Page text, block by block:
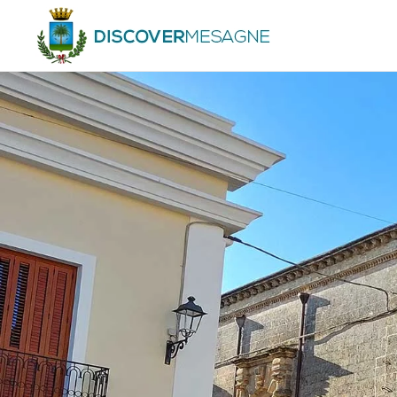
Skip to main content